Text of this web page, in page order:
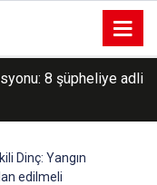
8 şüpheliye adli
Dinç: Yangın
edilmeli